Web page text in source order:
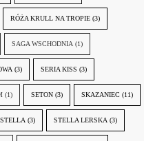
RÓŻA KRULL NA TROPIE (3)
SAGA WSCHODNIA (1)
(3) SERIA KISS (3)
(1) SETON (3) SKAZANIEC (11)
STELLA (3) STELLA LERSKA (3)